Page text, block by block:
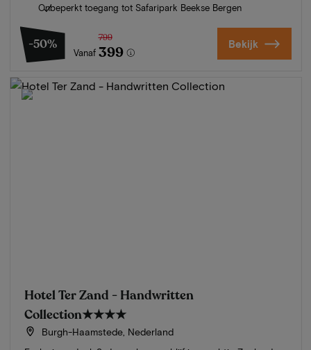
Onbeperkt toegang tot Safaripark Beekse Bergen
-50%
Vanaf
799
399 Bekijk
Hotel Ter Zand - Handwritten
Collection★★★★
Burgh-Haamstede, Nederland